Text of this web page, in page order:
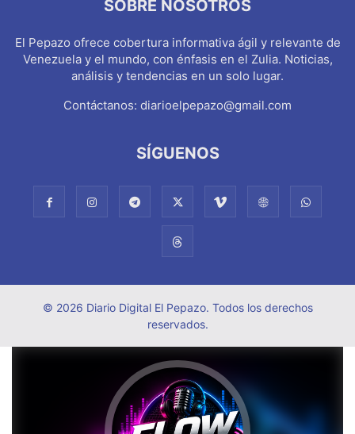
SOBRE NOSOTROS
El Pepazo ofrece cobertura informativa ágil y relevante de
Venezuela y el mundo, con énfasis en el Zulia. Noticias,
análisis y tendencias en un solo lugar.
Contáctanos: diarioelpepazo@gmail.com
SÍGUENOS
© 2026 Diario Digital El Pepazo. Todos los derechos
reservados.